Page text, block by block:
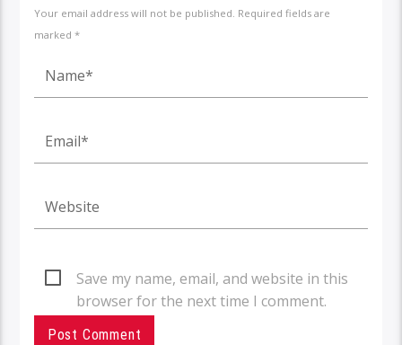
Your email address will not be published. Required fields are
marked *
Save my name, email, and website in this
browser for the next time I comment.